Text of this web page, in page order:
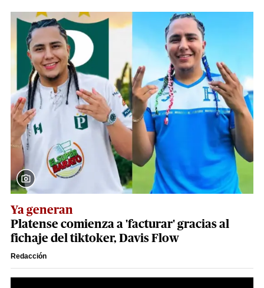
Ya generan
Platense comienza a 'facturar' gracias al
fichaje del tiktoker, Davis Flow
Redacción